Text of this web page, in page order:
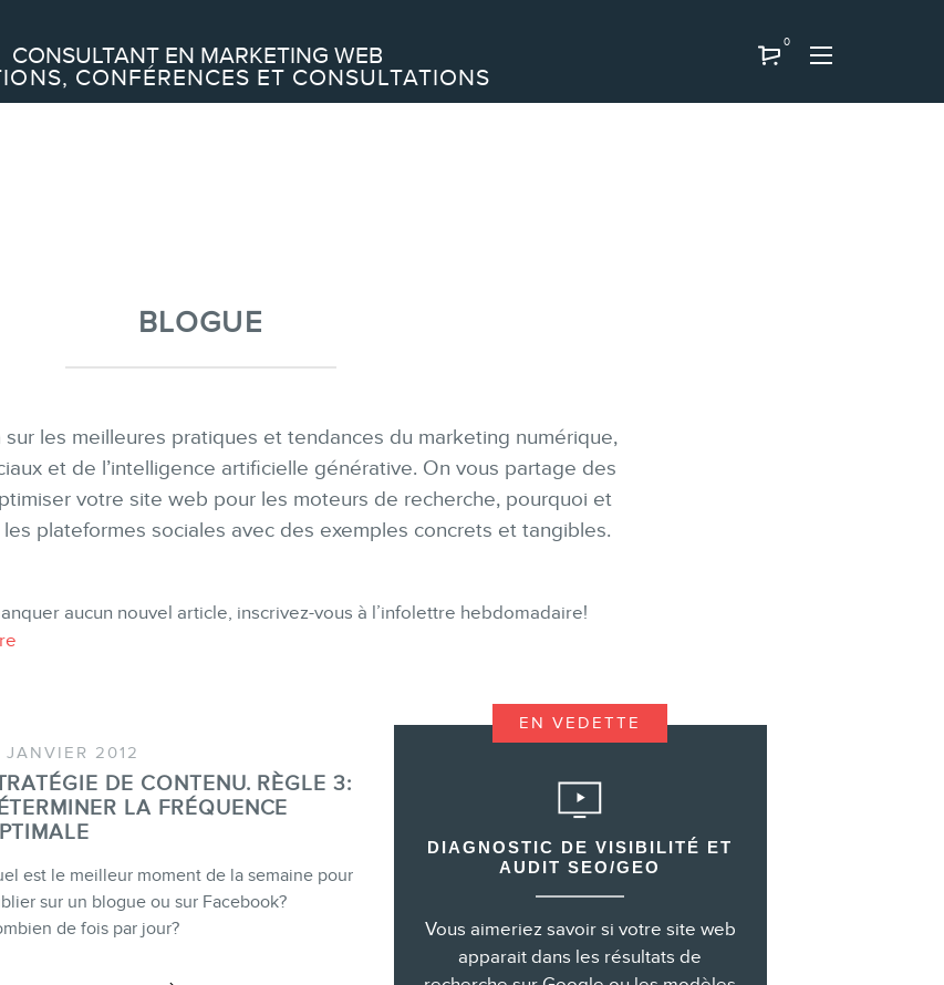
CONSULTANT EN MARKETING WEB
CONFÉRENCES ET CONSULTATIONS
0
Conférences
marketing en ligne
marketing de groupe
Audits web (SEO) et IA (GEO)
BOUTIQUE
BLOGUE
BLOGUE
les meilleures pratiques et tendances du marketing numérique,
et de l’intelligence artificielle générative. On vous partage des
votre site web pour les moteurs de recherche, pourquoi et
plateformes sociales avec des exemples concrets et tangibles.
aucun nouvel article, inscrivez-vous à l’infolettre hebdomadaire!
JANVIER 2012
DE CONTENU. RÈGLE 3:
LA FRÉQUENCE
est le meilleur moment de la semaine pour
sur un blogue ou sur Facebook?
de fois par jour?
EN VEDETTE
DIAGNOSTIC DE VISIBILITÉ ET
AUDIT SEO/GEO
Vous aimeriez savoir si votre site web
apparait dans les résultats de